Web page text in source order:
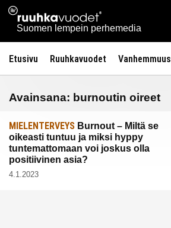
Siirry
sisältöön
Ruuhkavuodet.fi
Suomen lempein perhemedia
Etusivu Ruuhkavuodet Vanhemmuus
Avainsana: burnoutin oireet
MIELENTERVEYS Burnout – Miltä se
oikeasti tuntuu ja miksi hyppy
tuntemattomaan voi joskus olla
positiivinen asia?
4.1.2023